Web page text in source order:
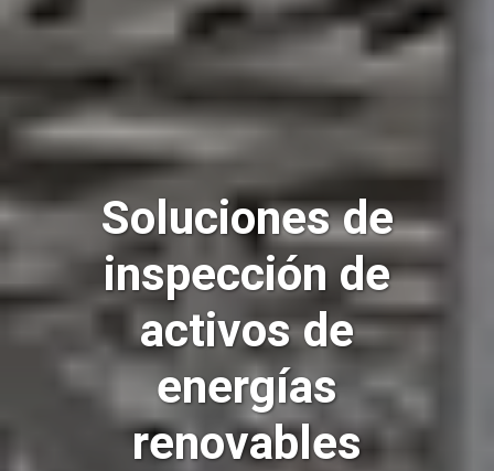
Soluciones de
inspección de
activos de
energías
renovables